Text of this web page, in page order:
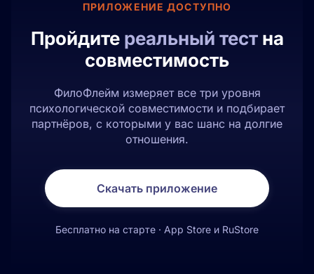
ПРИЛОЖЕНИЕ ДОСТУПНО
Пройдите реальный тестна
совместимость
ФилоФлейм измеряет все три уровня
психологической совместимости и подбирает
партнёров, с которыми у вас шанс на долгие
отношения.
Скачать приложение
Бесплатно на старте · App Store и RuStore